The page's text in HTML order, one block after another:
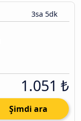
3sa 5dk
1.051 ₺
Şimdi ara